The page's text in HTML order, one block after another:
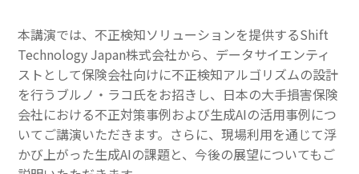
本講演では、不正検知ソリューションを提供するShift
Technology Japan株式会社から、データサイエンティ
ストとして保険会社向けに不正検知アルゴリズムの設計
を行うブルノ・ラコ氏をお招きし、日本の大手損害保険
会社における不正対策事例および生成AIの活用事例につ
いてご講演いただきます。さらに、現場利用を通じて浮
かび上がった生成AIの課題と、今後の展望についてもご